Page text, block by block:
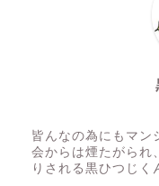
皆んなの為にもマン
会からは煙たがられ
りされる黒ひつじく